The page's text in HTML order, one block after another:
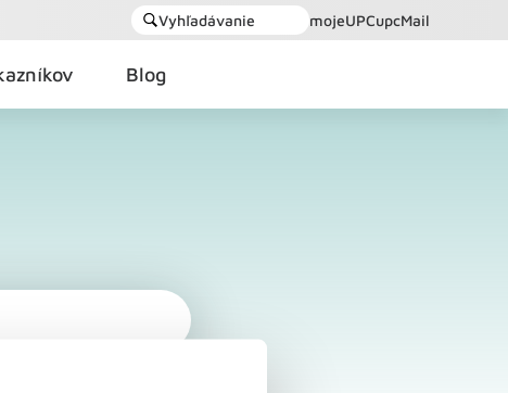
Vyhľadávanie mojeUPCupcMail
Blog